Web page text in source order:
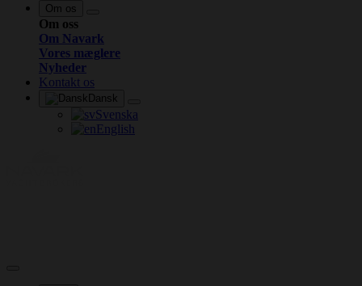
Om os
Om oss
Om Navark
Vores mæglere
Nyheder
Kontakt os
Dansk
Svenska
English